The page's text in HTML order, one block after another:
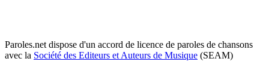
Paroles.net dispose d'un accord de licence de paroles de chansons
avec la Société des Editeurs et Auteurs de Musique (SEAM)